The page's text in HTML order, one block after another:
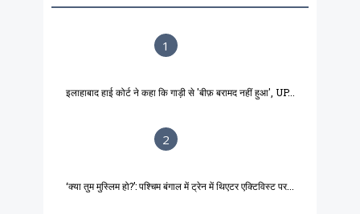
1
इलाहाबाद हाई कोर्ट ने कहा कि गाड़ी से 'बीफ़ बरामद नहीं हुआ', UP...
2
‘क्या तुम मुस्लिम हो?’: पश्चिम बंगाल में ट्रेन में थिएटर एक्टिविस्ट पर...